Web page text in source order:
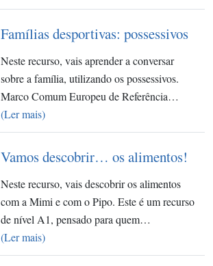
Famílias desportivas: possessivos
Neste recurso, vais aprender a conversar
sobre a família, utilizando os possessivos.
Marco Comum Europeu de Referência…
(Ler mais)
Vamos descobrir… os alimentos!
Neste recurso, vais descobrir os alimentos
com a Mimi e com o Pipo. Este é um recurso
de nível A1, pensado para quem…
(Ler mais)